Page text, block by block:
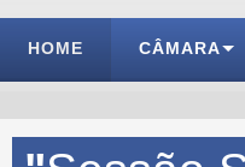
HOME CÂMARA